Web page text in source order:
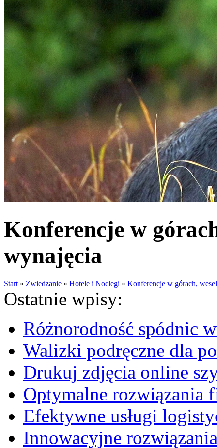
Konferencje w
wynajęcia
Start » Zwiedzanie » Hotele i Noclegi » Konferencje w górach,
Ostatnie wpisy:
Różnorodność spódnic
Walizki podręczne dla
Drukuj zdjęcia online
Optymalne rozwiązania
Efektywne usługi
Innowacyjne